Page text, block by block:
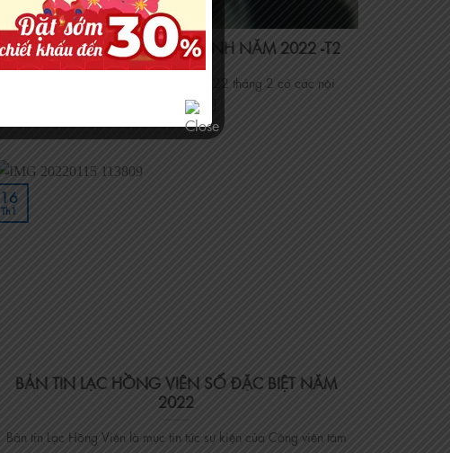
TIN TỨC CÔNG VIÊN TÂM LINH NĂM 2022 -T2
Tin Tức Công viên Tâm Linh năm 2022 tháng 2 có các nội
dung chính [...]
BẢN TIN LẠC HỒNG VIÊN SỐ ĐẶC BIỆT NĂM
2022
Bản tin Lạc Hồng Viên là mục tin tức sự kiện của Công viên tâm
16
Th1